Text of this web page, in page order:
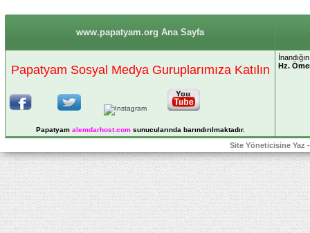
www.papatyam.org Ana Sayfa
Papatyam Sosyal Medya Guruplarımıza Katılın
Papatyam alemdarhost.comsunucularında barındırılmaktadır.
Hz.
Site Yöneticisine Yaz